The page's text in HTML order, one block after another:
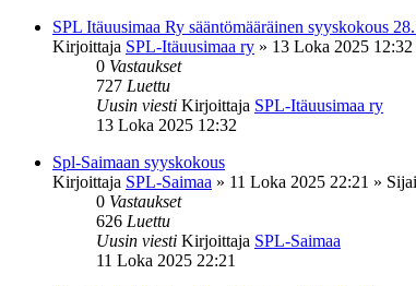
SPL Itäuusimaa Ry sääntömääräinen syyskokous
Kirjoittaja SPL-Itäuusimaa ry » 13 Loka 2025 12:32
0 Vastaukset
727 Luettu
Uusin viesti Kirjoittaja SPL-Itäuusimaa ry
13 Loka 2025 12:32
Spl-Saimaan syyskokous
Kirjoittaja SPL-Saimaa » 11 Loka 2025 22:21 »
0 Vastaukset
626 Luettu
Uusin viesti Kirjoittaja SPL-Saimaa
11 Loka 2025 22:21